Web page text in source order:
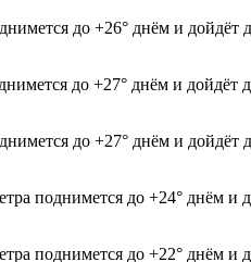
до +26° днём и
до +27° днём и
до +27° днём и
поднимется до +24° днём
поднимется до +22° днём